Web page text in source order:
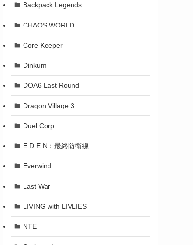
Backpack Legends
CHAOS WORLD
Core Keeper
Dinkum
DOA6 Last Round
Dragon Village 3
Duel Corp
E.D.E.N：最終防衛線
Everwind
Last War
LIVING with LIVLIES
NTE